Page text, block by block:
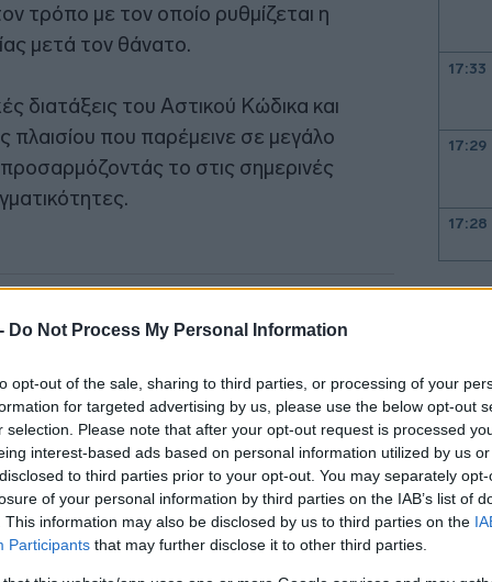
Do Not Process My Personal Information
opt-out of the sale, sharing to third parties, or processing of your
for targeted advertising by us, please use the below opt-out
selection. Please note that after your opt-out request is processed
interest-based ads based on personal information utilized by us
to third parties prior to your opt-out. You may separately
of your personal information by third parties on the IAB’s list of
This information may also be disclosed by us to third parties on the
Participants that may further disclose it to other third parties.
τρόπο με τον οποίο ρυθμίζεται η
μετά τον θάνατο.
διατάξεις του Αστικού Κώδικα και
πλαισίου που παρέμεινε σε μεγάλο
το στις σημερινές
17:33
17:29
17:28
17:13
16:54